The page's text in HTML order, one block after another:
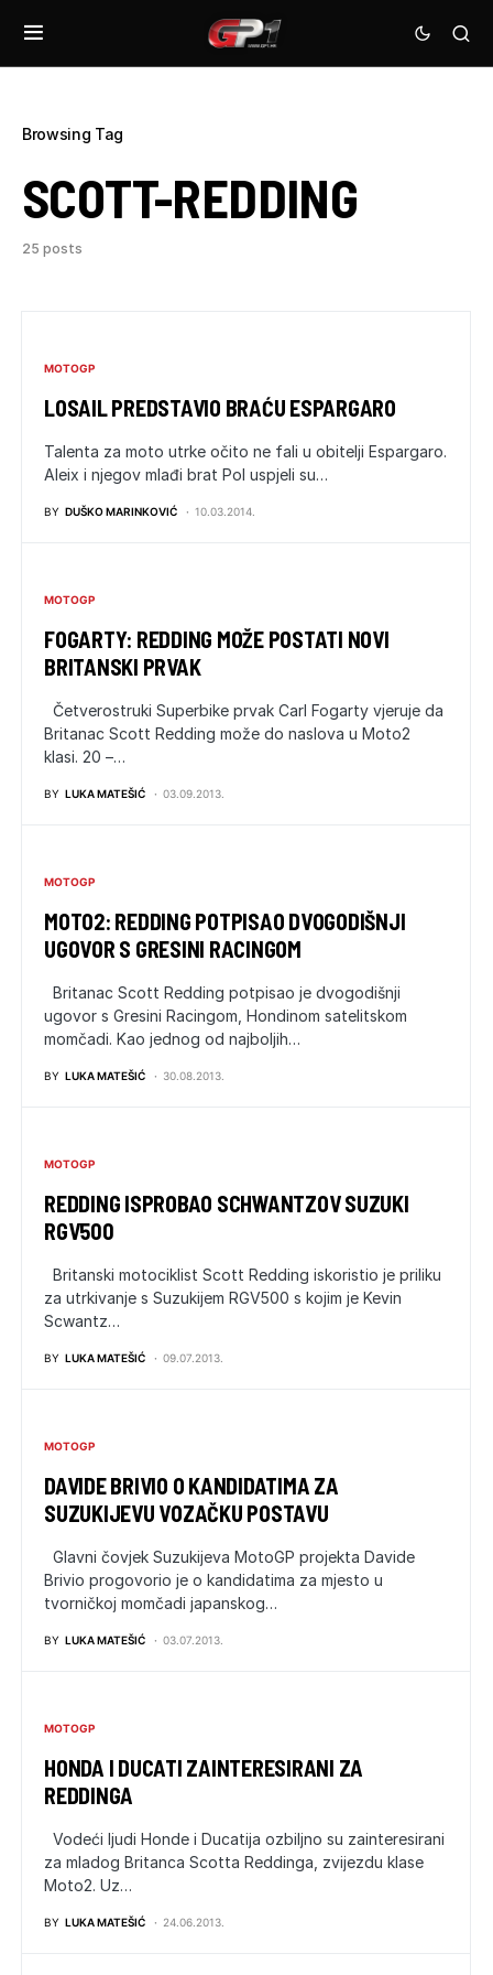
Browsing Tag
SCOTT-REDDING
25 posts
MOTOGP
LOSAIL PREDSTAVIO BRAĆU ESPARGARO
Talenta za moto utrke očito ne fali u obitelji Espargaro.
Aleix i njegov mlađi brat Pol uspjeli su…
BY DUŠKO MARINKOVIĆ 10.03.2014.
MOTOGP
FOGARTY: REDDING MOŽE POSTATI NOVI
BRITANSKI PRVAK
Četverostruki Superbike prvak Carl Fogarty vjeruje da
Britanac Scott Redding može do naslova u Moto2
klasi. 20 –…
BY LUKA MATEŠIĆ 03.09.2013.
MOTOGP
MOTO2: REDDING POTPISAO DVOGODIŠNJI
UGOVOR S GRESINI RACINGOM
Britanac Scott Redding potpisao je dvogodišnji
ugovor s Gresini Racingom, Hondinom satelitskom
momčadi. Kao jednog od najboljih…
BY LUKA MATEŠIĆ 30.08.2013.
MOTOGP
REDDING ISPROBAO SCHWANTZOV SUZUKI
RGV500
Britanski motociklist Scott Redding iskoristio je priliku
za utrkivanje s Suzukijem RGV500 s kojim je Kevin
Scwantz…
BY LUKA MATEŠIĆ 09.07.2013.
MOTOGP
DAVIDE BRIVIO O KANDIDATIMA ZA
SUZUKIJEVU VOZAČKU POSTAVU
Glavni čovjek Suzukijeva MotoGP projekta Davide
Brivio progovorio je o kandidatima za mjesto u
tvorničkoj momčadi japanskog…
BY LUKA MATEŠIĆ 03.07.2013.
MOTOGP
HONDA I DUCATI ZAINTERESIRANI ZA
REDDINGA
Vodeći ljudi Honde i Ducatija ozbiljno su zainteresirani
za mladog Britanca Scotta Reddinga, zvijezdu klase
Moto2. Uz…
BY LUKA MATEŠIĆ 24.06.2013.